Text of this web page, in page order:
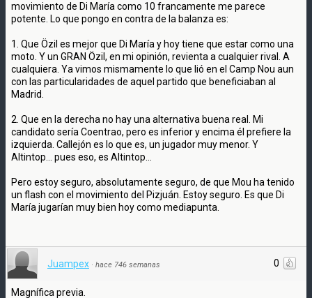
movimiento de Di María como 10 francamente me parece
potente. Lo que pongo en contra de la balanza es:
1. Que Özil es mejor que Di María y hoy tiene que estar como una
moto. Y un GRAN Özil, en mi opinión, revienta a cualquier rival. A
cualquiera. Ya vimos mismamente lo que lió en el Camp Nou aun
con las particularidades de aquel partido que beneficiaban al
Madrid.
2. Que en la derecha no hay una alternativa buena real. Mi
candidato sería Coentrao, pero es inferior y encima él prefiere la
izquierda. Callejón es lo que es, un jugador muy menor. Y
Altintop... pues eso, es Altintop...
Pero estoy seguro, absolutamente seguro, de que Mou ha tenido
un flash con el movimiento del Pizjuán. Estoy seguro. Es que Di
María jugarían muy bien hoy como mediapunta.
0
Juampex · hace 746 semanas
Magnífica previa.